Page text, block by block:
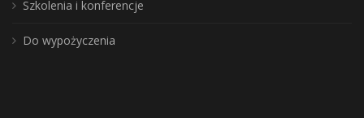
Szkolenia i konferencje
Do wypożyczenia